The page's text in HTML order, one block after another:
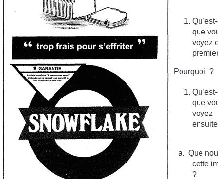
que
voyez
Pourquoi ?
que
voyez
a. Que
cette
?